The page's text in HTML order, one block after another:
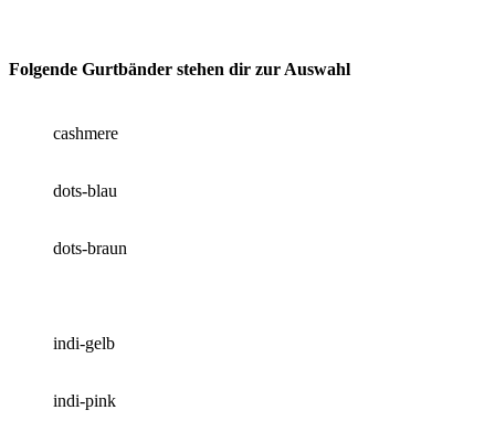
Folgende Gurtbänder stehen dir zur Auswahl
cashmere
dots-blau
dots-braun
indi-gelb
indi-pink